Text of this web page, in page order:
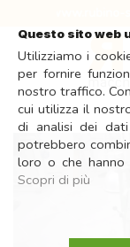
contenuti
Questo sito web
Utilizziamo i
per fornire
nostro traffico.
cui utilizza il
di analisi dei
potrebbero
loro o che
Scopri di più